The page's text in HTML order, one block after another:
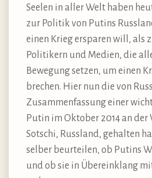
Seelen in aller Welt haben
zur Politik von Putins
einen Krieg ersparen will, als
Politikern und Medien, die
Bewegung setzen, um einen
brechen. Hier nun die von
Zusammenfassung einer
Putin im Oktober 2014 an der
Sotschi, Russland, gehalten
selber beurteilen, ob Putins
und ob sie in Übereinklang